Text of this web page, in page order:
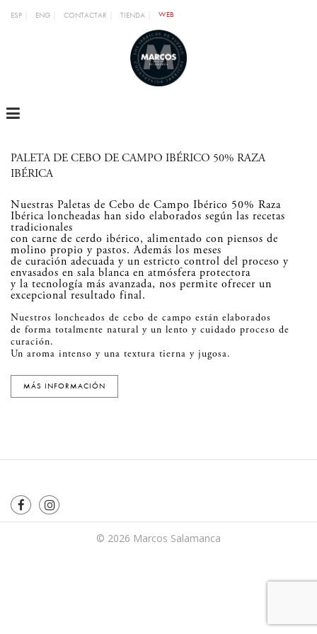
ESP ENG CONTACTAR TIENDA WEB
MENU
PALETA DE CEBO DE CAMPO IBÉRICO 50% RAZA
IBÉRICA
Nuestras Paletas de Cebo de Campo Ibérico 50% Raza
Ibérica loncheadas han sido elaborados según las recetas
tradicionales
con carne de cerdo ibérico, alimentado con piensos de
molino propio y pastos. Además los meses
de curación adecuada y un estricto control del proceso y
envasados en sala blanca en atmósfera protectora
y la tecnología más avanzada, nos permite ofrecer un
excepcional resultado final.
Nuestros loncheados de cebo de campo están elaborados
de forma totalmente natural y un lento y cuidado proceso de
curación.
Un aroma intenso y una textura tierna y jugosa.
MÁS INFORMACIÓN
© 2026 Marcos Salamanca